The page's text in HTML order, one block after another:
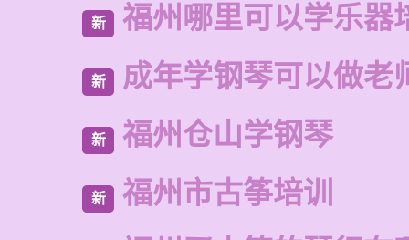
新 福州哪里可以学乐器
新 成年学钢琴可以做老
新 福州仓山学钢琴
新 福州市古筝培训